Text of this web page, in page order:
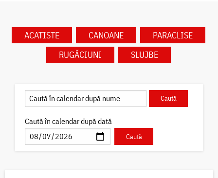
ACATISTE CANOANE
PARACLISE
RUGĂCIUNI
SLUJBE
Caută în calendar după dată